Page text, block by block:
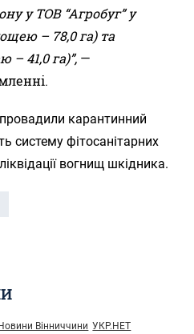
у ТОВ “Агробуг” у
– 78,0 га) та
– 41,0 га)”, —
карантинний
систему фітосанітарних
вогнищ шкідника.
Новини Вінниччини УКР.НЕТ